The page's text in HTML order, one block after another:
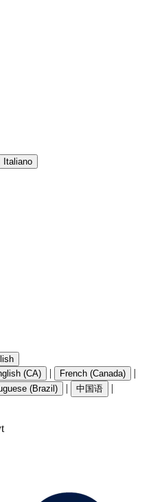
Italiano
(CA) | French (Canada) |
(Brazil) | 中国语 |